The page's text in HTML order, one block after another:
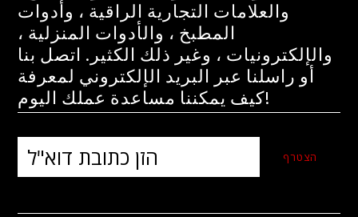
والعلامات التجارية الراقية ، وأدوات
المطبخ ، والأدوات المنزلية ،
والإلكترونيات ، وغير ذلك الكثير. اتصل بنا
أو راسلنا عبر البريد الإلكتروني لمعرفة
كيف يمكننا مساعدة عملك اليوم!